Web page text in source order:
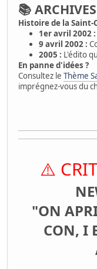
📚
Histoire de la Saint-
1er avril 2002 :
9 avril 2002 :
2005 : L'édito
En panne d'idées ?
Consultez le Thème
imprégnez-vous du
⚠️
"ON
CON, I